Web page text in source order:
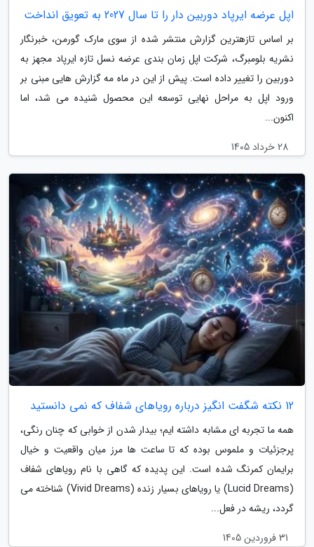
اپل عرضه ایرپاد دوربین دار را تا سال 2027 به تعویق انداخت
بر اساس تازهترین گزارش منتشر شده از سوی مارک گورمن، خبرنگار
نشریه بلومبرگ، شرکت اپل زمان بندی عرضه نسل تازه ایرپاد مجهز به
دوربین را تغییر داده است. پیش از این در ماه مه گزارش هایی مبنی بر
ورود اپل به مراحل نهایی توسعه این محصول شنیده می شد، اما
اکنون...
28 خرداد 1405
12 نکته شگفت انگیز درباره رویاهای شفاف که نمی دانستید
همه ما تجربه ای مشابه داشته ایم؛ بیدار شدن از خوابی که چنان رنگی،
پرجزئیات و ملموس بوده که تا ساعت ها مرز میان واقعیت و خیال
برایمان کمرنگ شده است. این پدیده که گاهی با نام رویاهای شفاف
(Lucid Dreams) یا رویاهای بسیار زنده (Vivid Dreams) شناخته می
گردد، ریشه در فعل...
31 فروردین 1405